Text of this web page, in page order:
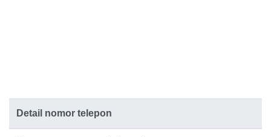
Detail nomor telepon